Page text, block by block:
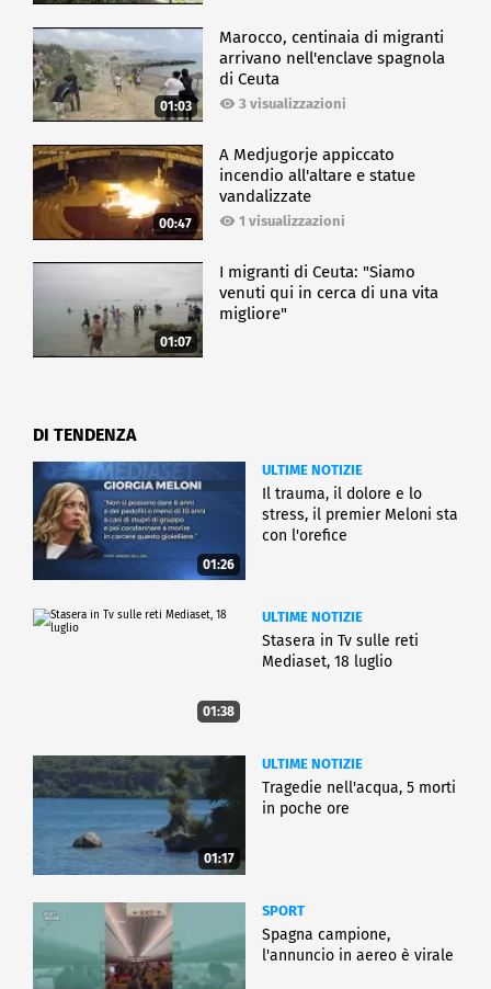
01:03
Marocco, centinaia di migranti
arrivano nell'enclave spagnola
di Ceuta
3 visualizzazioni
00:47
A Medjugorje appiccato
incendio all'altare e statue
vandalizzate
1 visualizzazioni
01:07
I migranti di Ceuta: "Siamo
venuti qui in cerca di una vita
migliore"
DI TENDENZA
01:26
ULTIME NOTIZIE
Il trauma, il dolore e lo
stress, il premier Meloni sta
con l'orefice
01:38
ULTIME NOTIZIE
Stasera in Tv sulle reti
Mediaset, 18 luglio
01:17
ULTIME NOTIZIE
Tragedie nell'acqua, 5 morti
in poche ore
SPORT
Spagna campione,
l'annuncio in aereo è virale